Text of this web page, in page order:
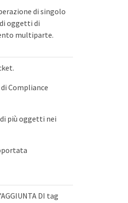
di singolo
oggetti di
multiparte.
Compliance
più oggetti nei
DI tag